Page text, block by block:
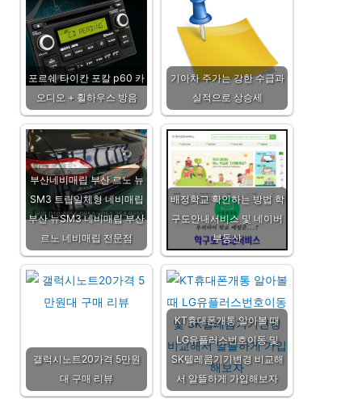
포르쉐 타이칸 포칼 p60 카
오디오 + 휠하우스 방음
기아차 주가는 강한 수급과
실적으로 상승세
부산네비매립 부산 르노 뉴
SM3 트립일체형 네비매립
부산 뉴SM3 네비매립 부산
르노 네비매립 전문점
배정학교 확인하는 방법 학
구도안내서비스 및 네이버
부동산
갤럭시노트20가격 5만원
대 구매 리뷰
KT휴대폰개통 알아볼 때
LG유플러스번호이동 및
SK텔레콤기기변경 비교해
서 알뜰하게 가입해보자